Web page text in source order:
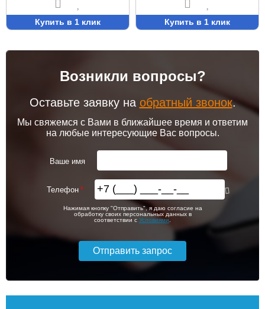
Купить в 1 клик Купить в 1 клик
Возникли вопросы?
Оставьте заявку на обратный звонок.
Мы свяжемся с Вами в ближайшее время и ответим
на любые интересующие Вас вопросы.
Ваше имя
Телефон
Нажимая кнопку "Отправить", я даю согласие на
обработку своих персональных данных в
соответствии с Условиями